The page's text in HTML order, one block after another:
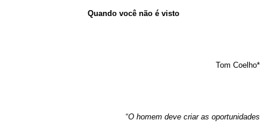
Email
Quando você não é visto
Tom Coelho*
“O homem deve criar as oportunidades